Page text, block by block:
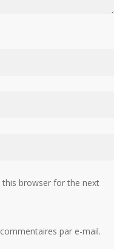
this browser for the next
par e-mail.